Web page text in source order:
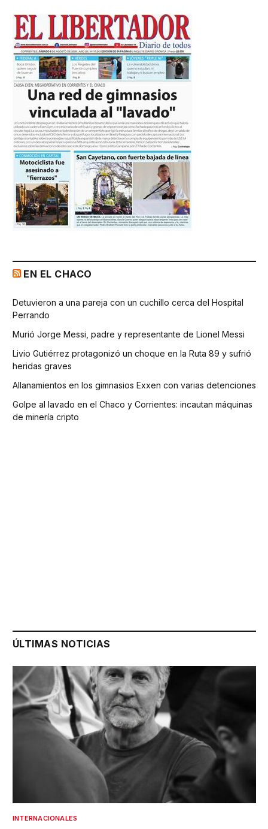
EN EL CHACO
Detuvieron a una pareja con un cuchillo cerca del Hospital
Perrando
Murió Jorge Messi, padre y representante de Lionel Messi
Livio Gutiérrez protagonizó un choque en la Ruta 89 y sufrió
heridas graves
Allanamientos en los gimnasios Exxen con varias detenciones
Golpe al lavado en el Chaco y Corrientes: incautan máquinas
de minería cripto
ÚLTIMAS NOTICIAS
INTERNACIONALES